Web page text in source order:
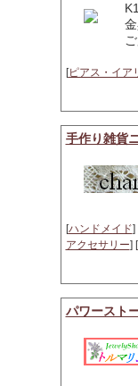
[ピアス・イア
手作り雑貨
[ハンドメイド]
アクセサリー] [
パワースト